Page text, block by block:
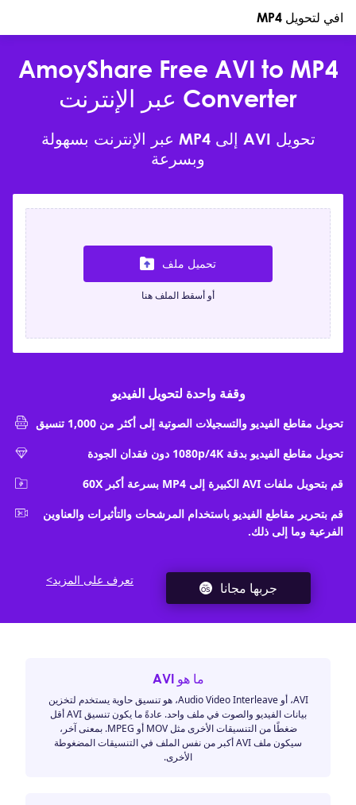
افي لتحويل MP4
AmoyShare Free AVI to MP4
Converter عبر الإنترنت
تحويل AVI إلى MP4 عبر الإنترنت بسهولة
وبسرعة
تحميل ملف
أو أسقط الملف هنا
وقفة واحدة لتحويل الفيديو
تحويل مقاطع الفيديو والتسجيلات الصوتية إلى أكثر من 1,000 تنسيق
تحويل مقاطع الفيديو بدقة 1080p/4K دون فقدان الجودة
قم بتحويل ملفات AVI الكبيرة إلى MP4 بسرعة أكبر 60X
قم بتحرير مقاطع الفيديو باستخدام المرشحات والتأثيرات والعناوين
الفرعية وما إلى ذلك.
جربها مجانا
تعرف على المزيد>
ما هو AVI
AVI، أو Audio Video Interleave، هو تنسيق حاوية يستخدم لتخزين
بيانات الفيديو والصوت في ملف واحد. عادةً ما يكون تنسيق AVI أقل
ضغطًا من التنسيقات الأخرى مثل MOV أو MPEG. بمعنى آخر،
سيكون ملف AVI أكبر من نفس الملف في التنسيقات المضغوطة
الأخرى.